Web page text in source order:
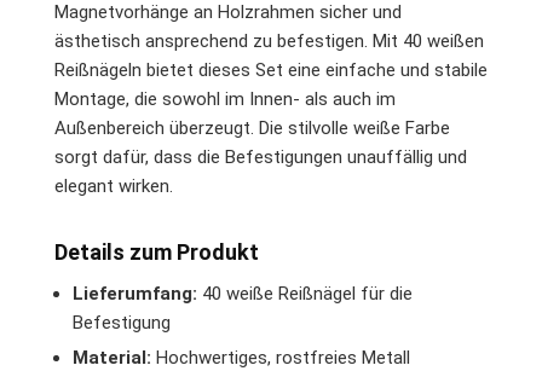
Magnetvorhänge an Holzrahmen sicher und
ästhetisch ansprechend zu befestigen. Mit 40 weißen
Reißnägeln bietet dieses Set eine einfache und stabile
Montage, die sowohl im Innen- als auch im
Außenbereich überzeugt. Die stilvolle weiße Farbe
sorgt dafür, dass die Befestigungen unauffällig und
elegant wirken.
Details zum Produkt
Lieferumfang: 40 weiße Reißnägel für die
Befestigung
Material: Hochwertiges, rostfreies Metall